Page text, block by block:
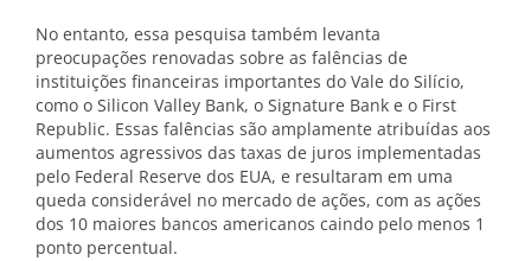
No entanto, essa pesquisa também levanta
preocupações renovadas sobre as falências de
instituições financeiras importantes do Vale do Silício,
como o Silicon Valley Bank, o Signature Bank e o First
Republic. Essas falências são amplamente atribuídas aos
aumentos agressivos das taxas de juros implementadas
pelo Federal Reserve dos EUA, e resultaram em uma
queda considerável no mercado de ações, com as ações
dos 10 maiores bancos americanos caindo pelo menos 1
ponto percentual.